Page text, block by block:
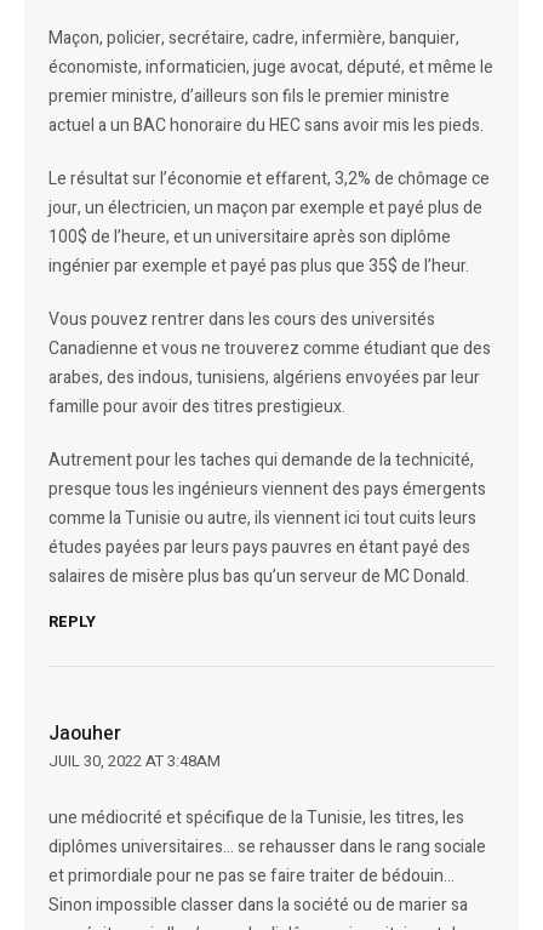
Maçon, policier, secrétaire, cadre, infermière, banquier,
économiste, informaticien, juge avocat, député, et même le
premier ministre, d’ailleurs son fils le premier ministre
actuel a un BAC honoraire du HEC sans avoir mis les pieds.
Le résultat sur l’économie et effarent, 3,2% de chômage ce
jour, un électricien, un maçon par exemple et payé plus de
100$ de l’heure, et un universitaire après son diplôme
ingénier par exemple et payé pas plus que 35$ de l’heur.
Vous pouvez rentrer dans les cours des universités
Canadienne et vous ne trouverez comme étudiant que des
arabes, des indous, tunisiens, algériens envoyées par leur
famille pour avoir des titres prestigieux.
Autrement pour les taches qui demande de la technicité,
presque tous les ingénieurs viennent des pays émergents
comme la Tunisie ou autre, ils viennent ici tout cuits leurs
études payées par leurs pays pauvres en étant payé des
salaires de misère plus bas qu’un serveur de MC Donald.
REPLY
Jaouher
JUIL 30, 2022 AT 3:48AM
une médiocrité et spécifique de la Tunisie, les titres, les
diplômes universitaires… se rehausser dans le rang sociale
et primordiale pour ne pas se faire traiter de bédouin…
Sinon impossible classer dans la société ou de marier sa